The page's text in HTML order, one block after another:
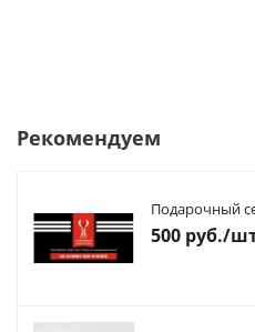
Рекомендуем
Подарочный
500 руб./